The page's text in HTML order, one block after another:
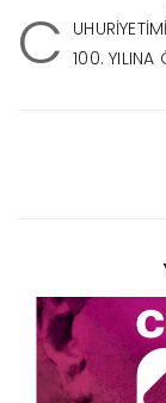
C 100. YILINA